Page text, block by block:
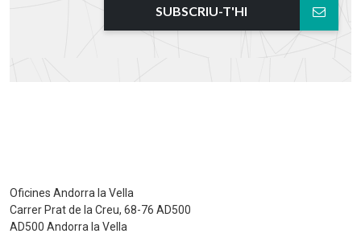
SUBSCRIU-T'HI
Oficines Andorra la Vella
Carrer Prat de la Creu, 68-76 AD500
AD500 Andorra la Vella